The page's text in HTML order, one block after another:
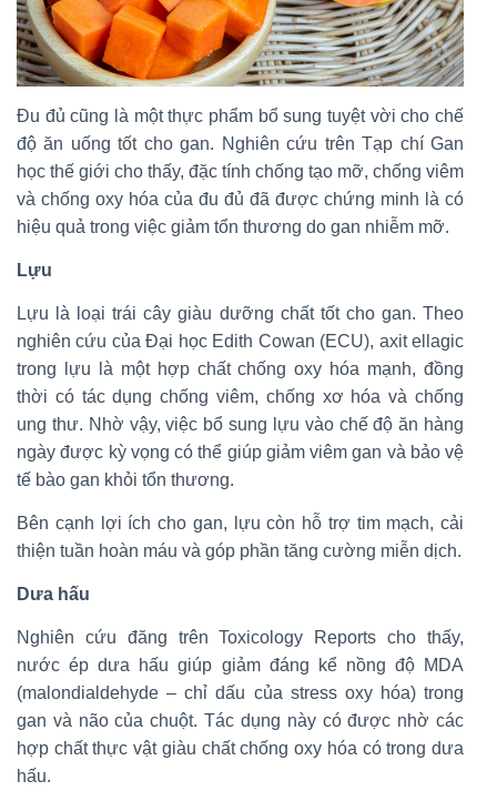
Đu đủ cũng là một thực phẩm bổ sung tuyệt vời cho chế
độ ăn uống tốt cho gan. Nghiên cứu trên Tạp chí Gan
học thế giới cho thấy, đặc tính chống tạo mỡ, chống viêm
và chống oxy hóa của đu đủ đã được chứng minh là có
hiệu quả trong việc giảm tổn thương do gan nhiễm mỡ.
Lựu
Lựu là loại trái cây giàu dưỡng chất tốt cho gan. Theo
nghiên cứu của Đại học Edith Cowan (ECU), axit ellagic
trong lựu là một hợp chất chống oxy hóa mạnh, đồng
thời có tác dụng chống viêm, chống xơ hóa và chống
ung thư. Nhờ vậy, việc bổ sung lựu vào chế độ ăn hàng
ngày được kỳ vọng có thể giúp giảm viêm gan và bảo vệ
tế bào gan khỏi tổn thương.
Bên cạnh lợi ích cho gan, lựu còn hỗ trợ tim mạch, cải
thiện tuần hoàn máu và góp phần tăng cường miễn dịch.
Dưa hấu
Nghiên cứu đăng trên Toxicology Reports cho thấy,
nước ép dưa hấu giúp giảm đáng kể nồng độ MDA
(malondialdehyde – chỉ dấu của stress oxy hóa) trong
gan và não của chuột. Tác dụng này có được nhờ các
hợp chất thực vật giàu chất chống oxy hóa có trong dưa
hấu.